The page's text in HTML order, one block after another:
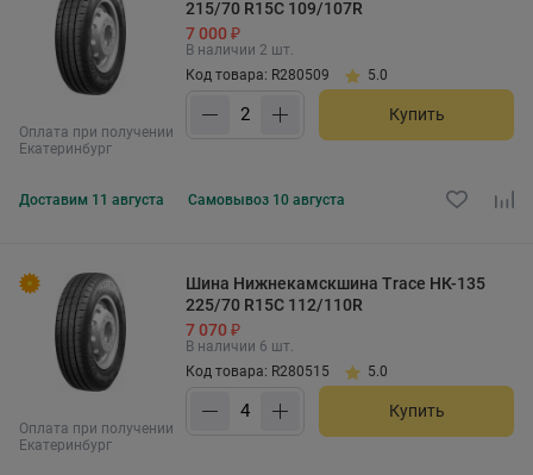
Оплата при получении
Екатеринбург
215/70 R15C 109/107R
7 000 ₽
В наличии 2 шт.
Код товара: R280509
5.0
Купить
Доставим 11 августа Самовывоз 10 августа
Оплата при получении
Екатеринбург
Шина Нижнекамскшина Trace НК-135
225/70 R15C 112/110R
7 070 ₽
В наличии 6 шт.
Код товара: R280515
5.0
Купить